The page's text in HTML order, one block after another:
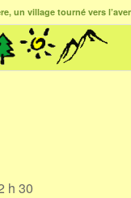
un village tourné vers
h 30